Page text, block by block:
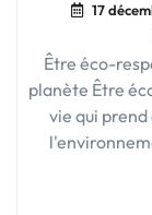
17
Être éco-
planète Être
vie qui